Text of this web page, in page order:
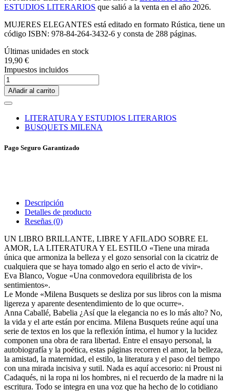
ESTUDIOS LITERARIOS que salió a la venta en el año 2026.
MUJERES ELEGANTES está editado en formato Rústica, tiene un
código ISBN: 978-84-264-3432-6 y consta de 288 páginas.
Últimas unidades en stock
19,90 €
Impuestos incluidos
Añadir al carrito
LITERATURA Y ESTUDIOS LITERARIOS
BUSQUETS MILENA
Pago Seguro Garantizado
Descripción
Detalles de producto
Reseñas (0)
UN LIBRO BRILLANTE, LIBRE Y AFILADO SOBRE EL
AMOR, LA LITERATURA Y EL ESTILO «Tiene una mirada
única que armoniza la belleza y el gozo sensorial con la cicatriz de
cualquiera que se haya tomado algo en serio el acto de vivir».
Eva Blanco, Vogue «Una conmovedora equilibrista de los
sentimientos».
Le Monde «Milena Busquets se desliza por sus libros con la misma
ligereza y aparente desentendimiento de lo que ocurre».
Anna Caballé, Babelia ¿Así que la elegancia no es lo más alto? No,
la vida y el arte están por encima. Milena Busquets reúne aquí una
serie de textos en los que la reflexión íntima, el humor y la lucidez
componen una obra de rara libertad. Entre el ensayo personal, la
autobiografía y la poética, estas páginas recorren el amor, la belleza,
la amistad, la maternidad, el estilo, la literatura y el paso del tiempo
con una mirada incisiva y sutil. Nada es aquí accesorio: ni Proust ni
Cadaqués, ni la ropa ni los hombres, ni el recuerdo de la madre ni la
escritura. Todo se integra en una voz que ha hecho de lo cotidiano